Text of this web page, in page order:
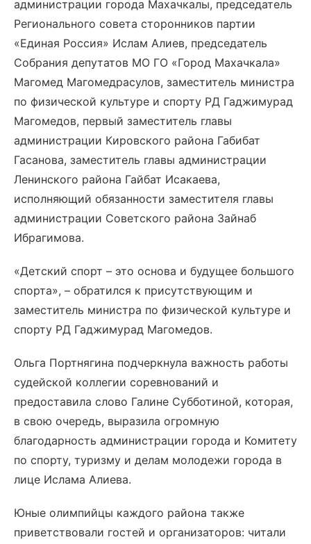
администрации города Махачкалы, председатель
Регионального совета сторонников партии
«Единая Россия» Ислам Алиев, председатель
Собрания депутатов МО ГО «Город Махачкала»
Магомед Магомедрасулов, заместитель министра
по физической культуре и спорту РД Гаджимурад
Магомедов, первый заместитель главы
администрации Кировского района Габибат
Гасанова, заместитель главы администрации
Ленинского района Гайбат Исакаева,
исполняющий обязанности заместителя главы
администрации Советского района Зайнаб
Ибрагимова.
«Детский спорт – это основа и будущее большого
спорта», – обратился к присутствующим и
заместитель министра по физической культуре и
спорту РД Гаджимурад Магомедов.
Ольга Портнягина подчеркнула важность работы
судейской коллегии соревнований и
предоставила слово Галине Субботиной, которая,
в свою очередь, выразила огромную
благодарность администрации города и Комитету
по спорту, туризму и делам молодежи города в
лице Ислама Алиева.
Юные олимпийцы каждого района также
приветствовали гостей и организаторов: читали